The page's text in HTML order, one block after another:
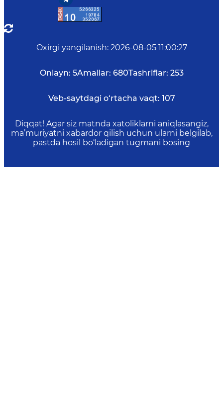
Oxirgi yangilanish: 2026-08-05 11:00:27
Onlayn: 5Amallar: 680Tashriflar: 253
Veb-saytdagi o‘rtacha vaqt: 107
Diqqat! Agar siz matnda xatoliklarni aniqlasangiz,
ma’muriyatni xabardor qilish uchun ularni belgilab,
pastda hosil bo‘ladigan tugmani bosing